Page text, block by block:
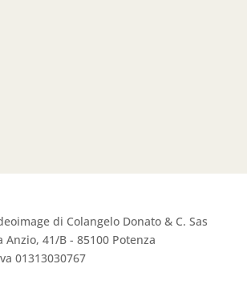
di Colangelo Donato & C. Sas
Anzio, 41/B - 85100 Potenza
01313030767